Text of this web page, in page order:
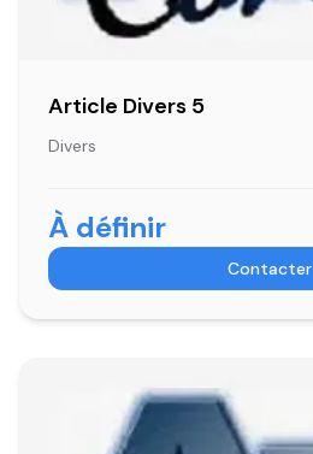
Article Divers 5
Divers
À définir
Contacter